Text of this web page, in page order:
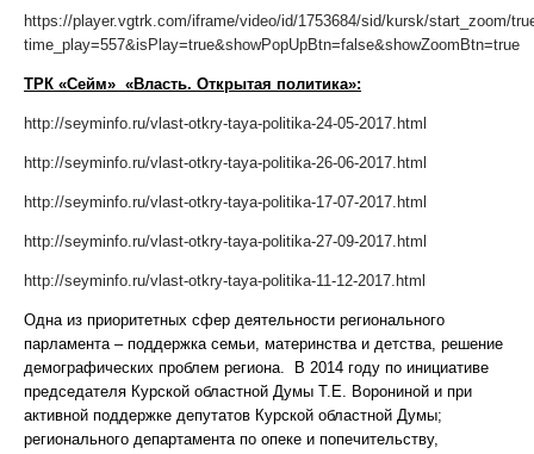
https://player.vgtrk.com/iframe/video/id/1753684/sid/kursk/start_zoom/
time_play=557&isPlay=true&showPopUpBtn=false&showZoomBtn=true
ТРК «Сейм» «Власть. Открытая политика»:
http://seyminfo.ru/vlast-otkry-taya-politika-24-05-2017.html
http://seyminfo.ru/vlast-otkry-taya-politika-26-06-2017.html
http://seyminfo.ru/vlast-otkry-taya-politika-17-07-2017.html
http://seyminfo.ru/vlast-otkry-taya-politika-27-09-2017.html
http://seyminfo.ru/vlast-otkry-taya-politika-11-12-2017.html
Одна из приоритетных сфер деятельности регионального
парламента – поддержка семьи, материнства и детства, решение
демографических проблем региона. В 2014 году по инициативе
председателя Курской областной Думы Т.Е. Ворониной и при
активной поддержке депутатов Курской областной Думы;
регионального департамента по опеке и попечительству,